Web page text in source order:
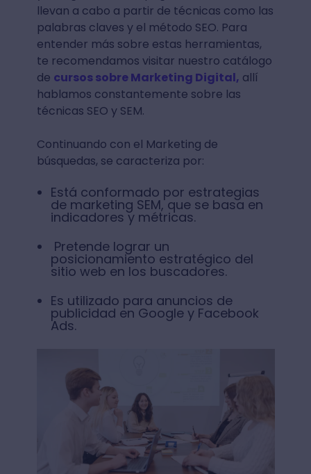
llevan a cabo a partir de técnicas como las
palabras claves y el método SEO. Para
entender más sobre estas herramientas,
te recomendamos visitar nuestro catálogo
de cursos sobre Marketing Digital, allí
hablamos constantemente sobre las
técnicas SEO y SEM.
Continuando con el Marketing de
búsquedas, se caracteriza por:
Está conformado por estrategias
de marketing SEM, que se basa en
indicadores y métricas.
Pretende lograr un
posicionamiento estratégico del
sitio web en los buscadores.
Es utilizado para anuncios de
publicidad en Google y Facebook
Ads.